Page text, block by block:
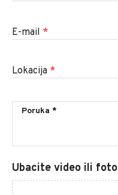
E-mail *
Lokacija *
Ubacite video ili foto